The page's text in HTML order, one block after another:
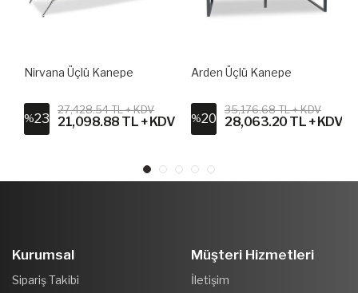
Nirvana Üçlü Kanepe
%23
27,428.54 TL + KDV
21,098.88 TL + KDV
Arden Üçlü Kanepe
%20
35,176.68 TL + KDV
28,063.20 TL + KDV
Kurumsal
Sipariş Takibi
Müşteri Hizmetleri
İletişim